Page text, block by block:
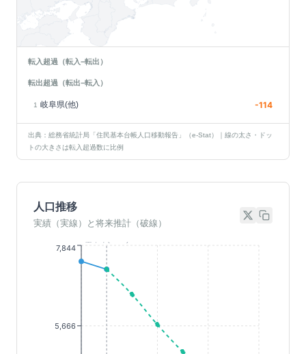
転入超過（転入−転出）
転出超過（転出−転入）
1 岐阜県(他) -114
出典：総務省統計局「住民基本台帳人口移動報告」（e-Stat）｜線の太さ・ドッ
トの大きさは転入超過数に比例
人口推移
実績（実線）と将来推計（破線）
5,666
7,844